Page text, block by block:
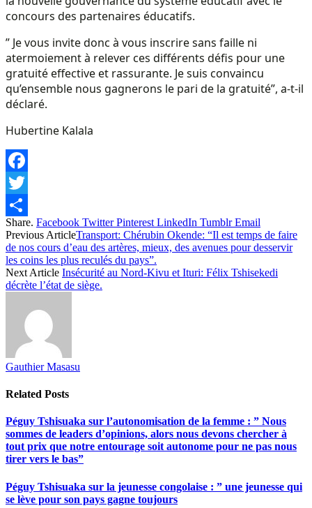
concours des partenaires éducatifs.
” Je vous invite donc à vous inscrire sans faille ni
atermoiement à relever ces différents défis pour une
gratuité effective et rassurante. Je suis convaincu
qu’ensemble nous gagnerons le pari de la gratuité”, a-t-il
déclaré.
Hubertine Kalala
Facebook
Twitter
Share
Share. Facebook Twitter Pinterest LinkedIn Tumblr Email
Previous ArticleTransport: Chérubin Okende: “Il est temps de faire
de nos cours d’eau des artères, mieux, des avenues pour desservir
les coins les plus reculés du pays”.
Next Article Insécurité au Nord-Kivu et Ituri: Félix Tshisekedi
décrète l’état de siège.
Gauthier Masasu
Related Posts
Péguy Tshisuaka sur l’autonomisation de la femme : ” Nous
sommes de leaders d’opinions, alors nous devons chercher à
tout prix que notre entourage soit autonome pour ne pas nous
tirer vers le bas”
Péguy Tshisuaka sur la jeunesse congolaise : ” une jeunesse qui
se lève pour son pays gagne toujours